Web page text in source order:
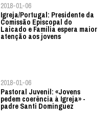
2018-01-06
Igreja/Portugal: Presidente da
Comissão Episcopal do
Laicado e Família espera maior
atenção aos jovens
2018-01-06
Pastoral Juvenil: «Jovens
pedem coerência à Igreja» -
padre Santi Dominguez